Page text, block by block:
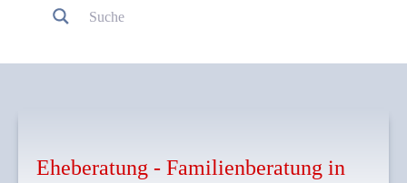
Eheberatung - Familienberatung in